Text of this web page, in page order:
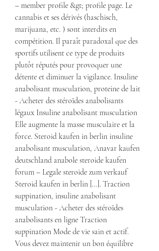
– member profile &gt; profile page. Le
cannabis et ses dérivés (haschisch,
marijuana, etc. ) sont interdits en
compétition. Il paraît paradoxal que des
sportifs utilisent ce type de produits
plutôt réputés pour provoquer une
détente et diminuer la vigilance. Insuline
anabolisant musculation, proteine de lait
- Acheter des stéroïdes anabolisants
légaux Insuline anabolisant musculation
Elle augmente la masse musculaire et la
force. Steroid kaufen in berlin insuline
anabolisant musculation, Anavar kaufen
deutschland anabole steroide kaufen
forum – Legale steroide zum verkauf
Steroid kaufen in berlin […]. Traction
suppination, insuline anabolisant
musculation - Acheter des stéroïdes
anabolisants en ligne Traction
suppination Mode de vie sain et actif.
Vous devez maintenir un bon équilibre